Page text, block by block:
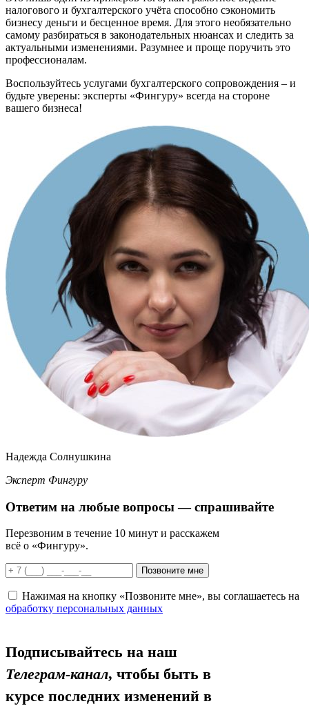
налогового и бухгалтерского учёта способно сэкономить
бизнесу деньги и бесценное время. Для этого необязательно
самому разбираться в законодательных нюансах и следить за
актуальными изменениями. Разумнее и проще поручить это
профессионалам.
Воспользуйтесь услугами бухгалтерского сопровождения – и
будьте уверены: эксперты «Фингуру» всегда на стороне
вашего бизнеса!
Надежда Солнушкина
Эксперт Фингуру
Ответим на любые вопросы— спрашивайте
Перезвоним в течение 10 минут и расскажем
всё о «Фингуру».
Позвоните мне
Нажимая на кнопку «Позвоните мне», вы соглашаетесь на
обработку персональных данных
Подписывайтесь на наш
Телеграм-канал, чтобы быть в
курсе последних изменений в